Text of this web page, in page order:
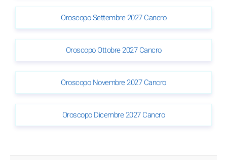
Oroscopo Settembre 2027 Cancro
Oroscopo Ottobre 2027 Cancro
Oroscopo Novembre 2027 Cancro
Oroscopo Dicembre 2027 Cancro